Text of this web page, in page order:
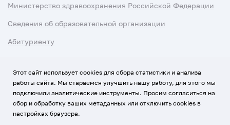
Министерство здравоохранения Российской Федерации
Сведения об образовательной организации
Абитуриенту
Использование Cookies
Политика обработки персональных данных
Этот сайт использует cookies для сбора статистики и анализа
работы сайта. Мы стараемся улучшить нашу работу, для этого мы
подключили аналитические инструменты. Просим согласиться на
сбор и обработку ваших метаданных или отключить cookies в
настройках браузера.